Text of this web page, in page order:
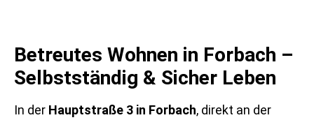
Betreutes Wohnen in Forbach –
Selbstständig & Sicher Leben
In der Hauptstraße 3 in Forbach, direkt an der